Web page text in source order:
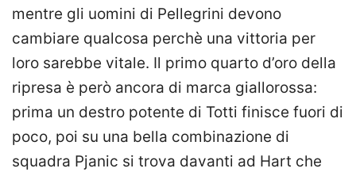
mentre gli uomini di Pellegrini devono
cambiare qualcosa perchè una vittoria per
loro sarebbe vitale. Il primo quarto d’oro della
ripresa è però ancora di marca giallorossa:
prima un destro potente di Totti finisce fuori di
poco, poi su una bella combinazione di
squadra Pjanic si trova davanti ad Hart che